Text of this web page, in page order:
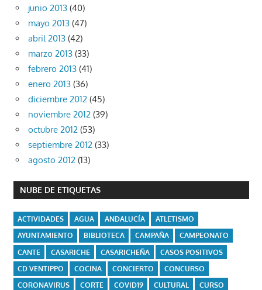
junio 2013 (40)
mayo 2013 (47)
abril 2013 (42)
marzo 2013 (33)
febrero 2013 (41)
enero 2013 (36)
diciembre 2012 (45)
noviembre 2012 (39)
octubre 2012 (53)
septiembre 2012 (33)
agosto 2012 (13)
NUBE DE ETIQUETAS
ACTIVIDADES AGUA ANDALUCÍA
ATLETISMO
AYUNTAMIENTO
BIBLIOTECA CAMPAÑA
CAMPEONATO
CANTE
CASARICHE CASARICHEÑA
CASOS POSITIVOS
CD VENTIPPO
COCINA CONCIERTO
CONCURSO
CORONAVIRUS
CORTE COVID19 CULTURAL
CURSO